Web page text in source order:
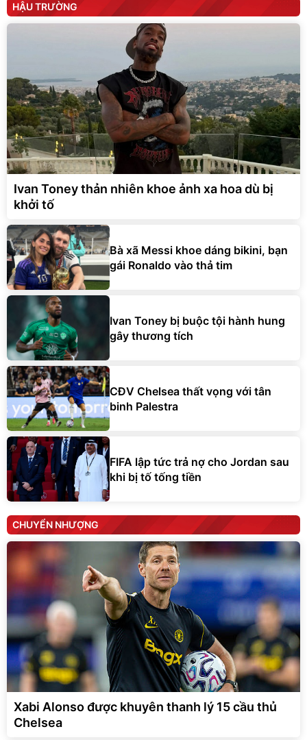
HẬU TRƯỜNG
Ivan Toney thản nhiên khoe ảnh xa hoa dù bị
khởi tố
Bà xã Messi khoe dáng bikini, bạn
gái Ronaldo vào thả tim
Ivan Toney bị buộc tội hành hung
gây thương tích
CĐV Chelsea thất vọng với tân
binh Palestra
FIFA lập tức trả nợ cho Jordan sau
khi bị tố tống tiền
CHUYỂN NHƯỢNG
Xabi Alonso được khuyên thanh lý 15 cầu thủ
Chelsea